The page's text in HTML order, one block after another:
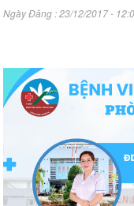
Ngày Đăng : 23/12/2017 -